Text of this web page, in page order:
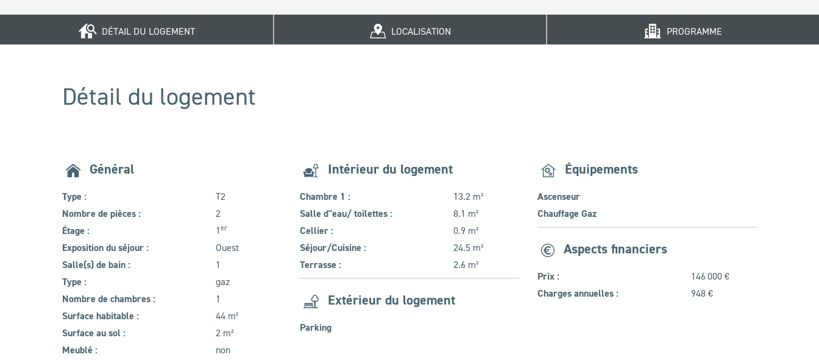
DÉTAIL DU LOGEMENT LOCALISATION PROGRAMME
Détail du logement
Général
Type : T2
Nombre de pièces : 2
Étage : 1 er
Exposition du séjour : Ouest
Salle(s) de bain : 1
Type : gaz
Nombre de chambres : 1
Surface habitable : 44 m²
Surface au sol : 2 m²
Meublé : non
Intérieur du logement
Chambre 1 : 13.2 m²
Salle d''eau/ toilettes : 8.1 m²
Cellier : 0.9 m²
Séjour/Cuisine : 24.5 m²
Terrasse : 2.6 m²
Extérieur du logement
Parking
Équipements
Ascenseur
Chauffage Gaz
Aspects financiers
Prix : 146 000 €
Charges annuelles : 948 €